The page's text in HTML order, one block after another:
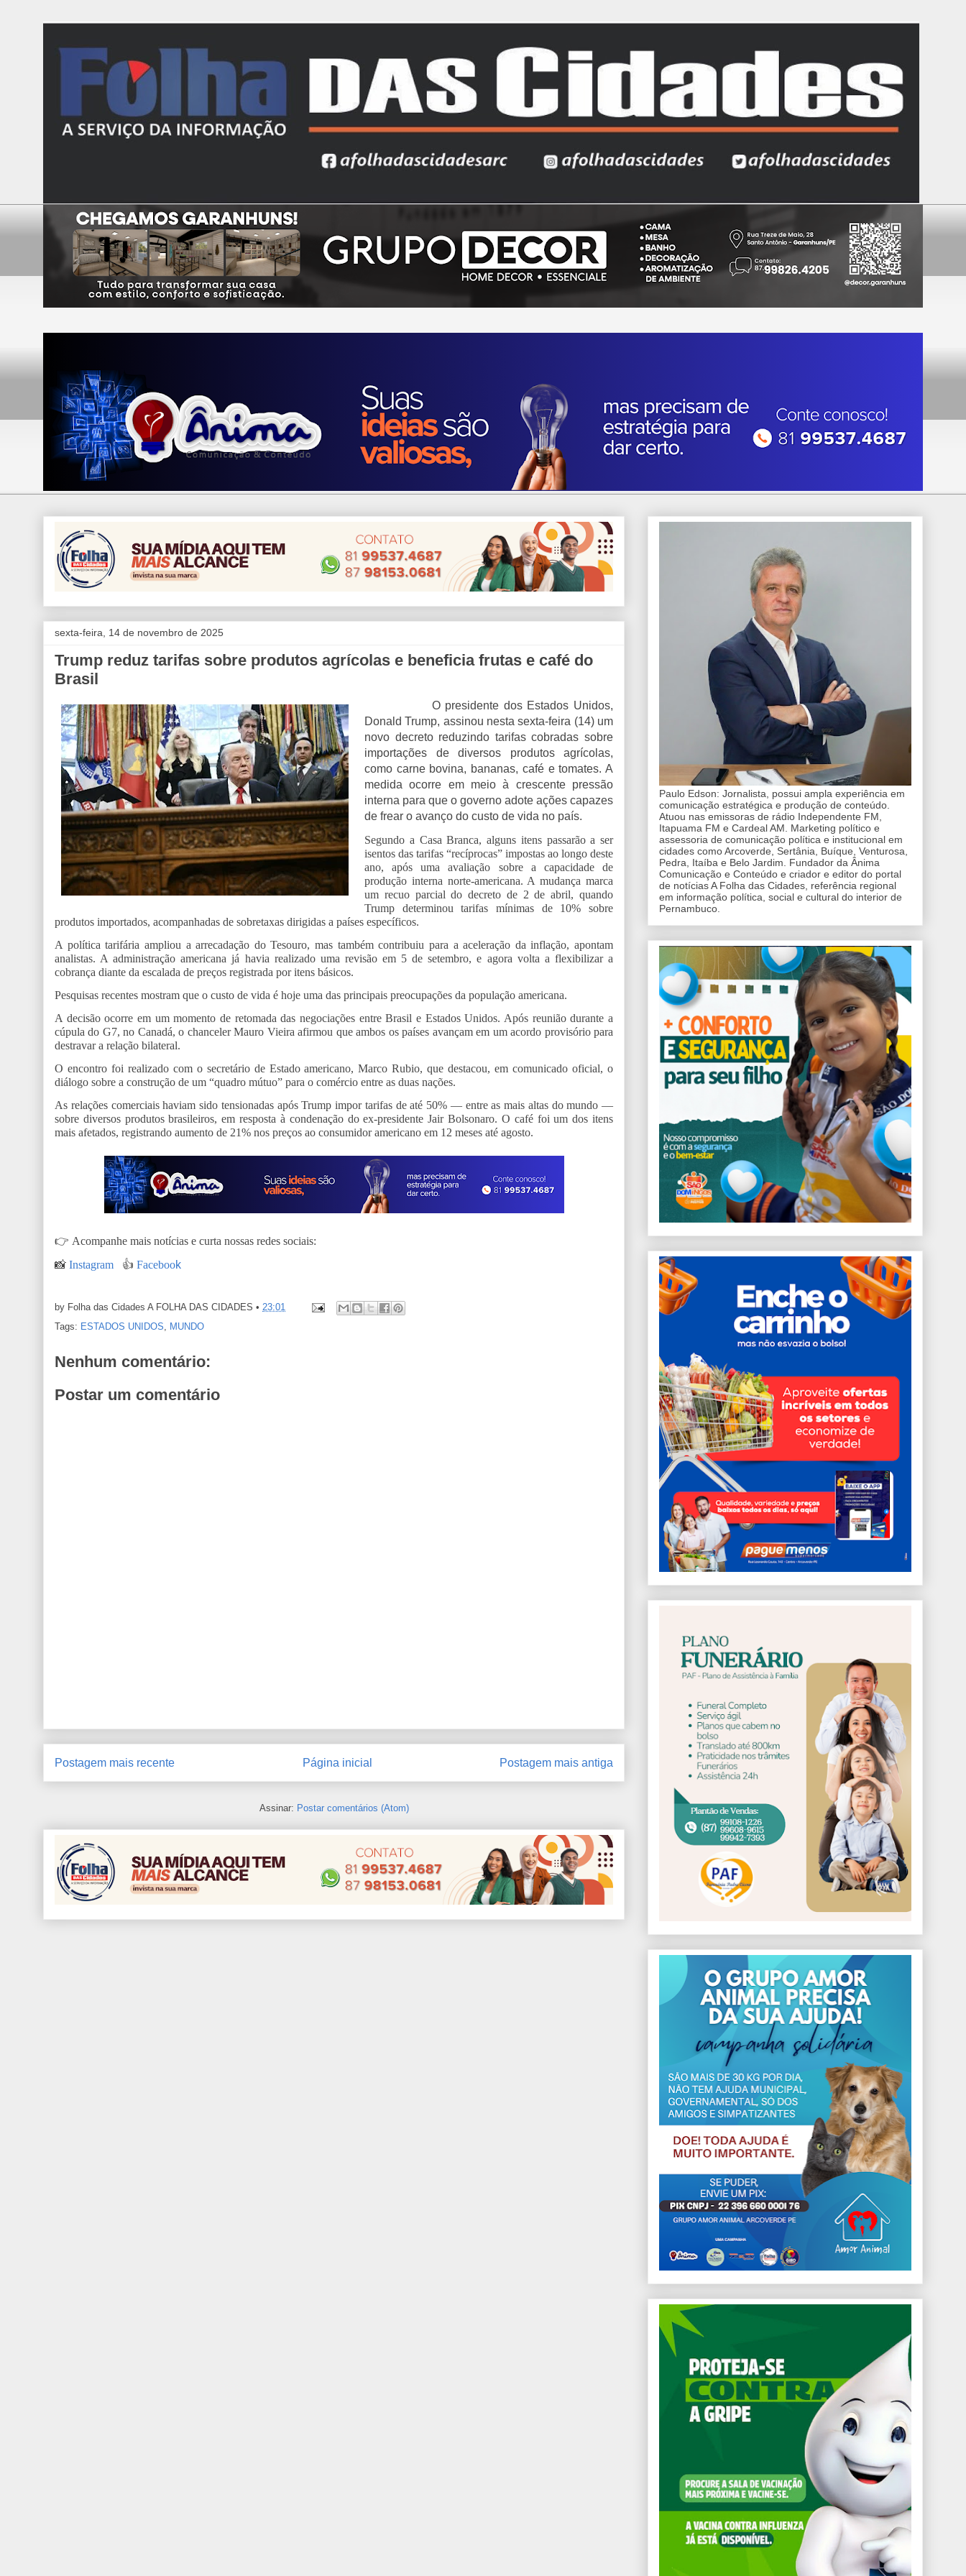
sexta-feira, 14 de novembro de 2025
Trump reduz tarifas sobre produtos agrícolas e beneficia frutas e café do
Brasil
O presidente dos Estados Unidos,
Donald Trump, assinou nesta sexta-feira (14) um
novo decreto reduzindo tarifas cobradas sobre
importações de diversos produtos agrícolas,
como carne bovina, bananas, café e tomates. A
medida ocorre em meio à crescente pressão
interna para que o governo adote ações capazes
de frear o avanço do custo de vida no país.
Segundo a Casa Branca, alguns itens passarão a ser
isentos das tarifas “recíprocas” impostas ao longo deste
ano, após uma avaliação sobre a capacidade de
produção interna norte-americana. A mudança marca
um recuo parcial do decreto de 2 de abril, quando
Trump determinou tarifas mínimas de 10% sobre
produtos importados, acompanhadas de sobretaxas dirigidas a países específicos.
A política tarifária ampliou a arrecadação do Tesouro, mas também contribuiu para a aceleração da inflação, apontam
analistas. A administração americana já havia realizado uma revisão em 5 de setembro, e agora volta a flexibilizar a
cobrança diante da escalada de preços registrada por itens básicos.
Pesquisas recentes mostram que o custo de vida é hoje uma das principais preocupações da população americana.
A decisão ocorre em um momento de retomada das negociações entre Brasil e Estados Unidos. Após reunião durante a
cúpula do G7, no Canadá, o chanceler Mauro Vieira afirmou que ambos os países avançam em um acordo provisório para
destravar a relação bilateral.
O encontro foi realizado com o secretário de Estado americano, Marco Rubio, que destacou, em comunicado oficial, o
diálogo sobre a construção de um “quadro mútuo” para o comércio entre as duas nações.
As relações comerciais haviam sido tensionadas após Trump impor tarifas de até 50% — entre as mais altas do mundo —
sobre diversos produtos brasileiros, em resposta à condenação do ex-presidente Jair Bolsonaro. O café foi um dos itens
mais afetados, registrando aumento de 21% nos preços ao consumidor americano em 12 meses até agosto.
👉 Acompanhe mais notícias e curta nossas redes sociais:
📸 Instagram 👍 Facebook
by Folha das Cidades A FOLHA DAS CIDADES • 23:01
Tags: ESTADOS UNIDOS, MUNDO
Nenhum comentário:
Postar um comentário
Postagem mais recente Postagem mais antiga
Página inicial
Assinar: Postar comentários (Atom)
Paulo Edson: Jornalista, possui ampla experiência em
comunicação estratégica e produção de conteúdo.
Atuou nas emissoras de rádio Independente FM,
Itapuama FM e Cardeal AM. Marketing político e
assessoria de comunicação política e institucional em
cidades como Arcoverde, Sertânia, Buíque, Venturosa,
Pedra, Itaíba e Belo Jardim. Fundador da Ânima
Comunicação e Conteúdo e criador e editor do portal
de notícias A Folha das Cidades, referência regional
em informação política, social e cultural do interior de
Pernambuco.